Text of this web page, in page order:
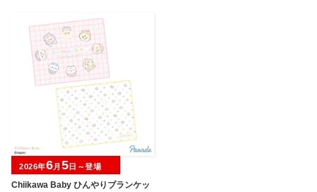
Chiikawa Baby ひんやりブランケッ
2026年6月 5日～登場